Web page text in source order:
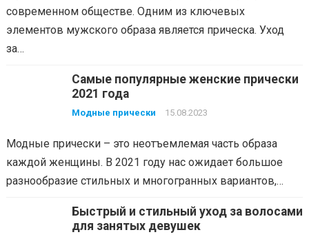
современном обществе. Одним из ключевых
элементов мужского образа является прическа. Уход
за…
Самые популярные женские прически
2021 года
Модные прически 15.08.2023
Модные прически – это неотъемлемая часть образа
каждой женщины. В 2021 году нас ожидает большое
разнообразие стильных и многогранных вариантов,…
Быстрый и стильный уход за волосами
для занятых девушек